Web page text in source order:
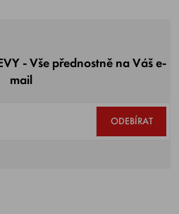
- Vše přednostně na Váš e-
mail
ODEBÍRAT